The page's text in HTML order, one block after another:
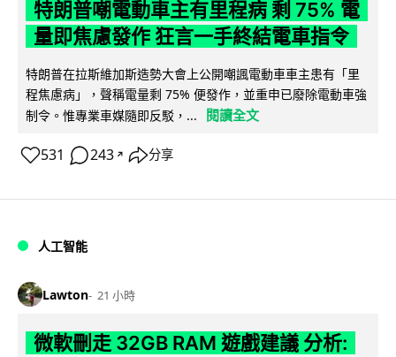
特朗普嘲電動車主有里程病 剩 75% 電
量即焦慮發作 狂言一手終結電車指令
特朗普在拉斯維加斯造勢大會上公開嘲諷電動車車主患有「里
程焦慮病」，聲稱電量剩 75% 便發作，並重申已廢除電動車強
制令。惟專業車媒隨即反駁，...
閱讀全文
531 243 ↗ 分享
人工智能
Lawton 21 小時
微軟刪走 32GB RAM 遊戲建議 分析: